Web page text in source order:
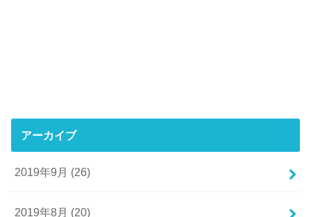
アーカイブ
2019年9月 (26)
2019年8月 (20)